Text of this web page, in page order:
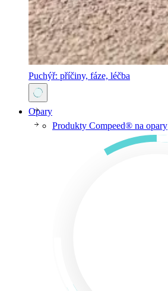
Puchýř: příčiny, fáze, léčba
Opary
Produkty Compeed® na opary